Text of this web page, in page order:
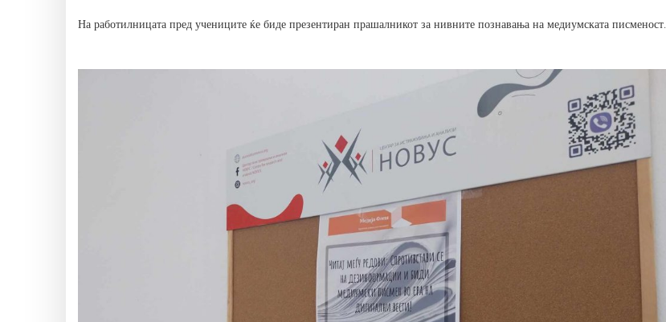
На работилницата пред учениците ќе биде презентиран прашалникот за нивните познавања на медиумската писменост.